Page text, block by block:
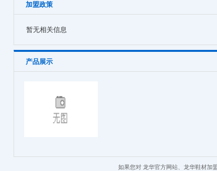
加盟政策
暂无相关信息
产品展示
如果您对 龙华官方网站、龙华鞋材加